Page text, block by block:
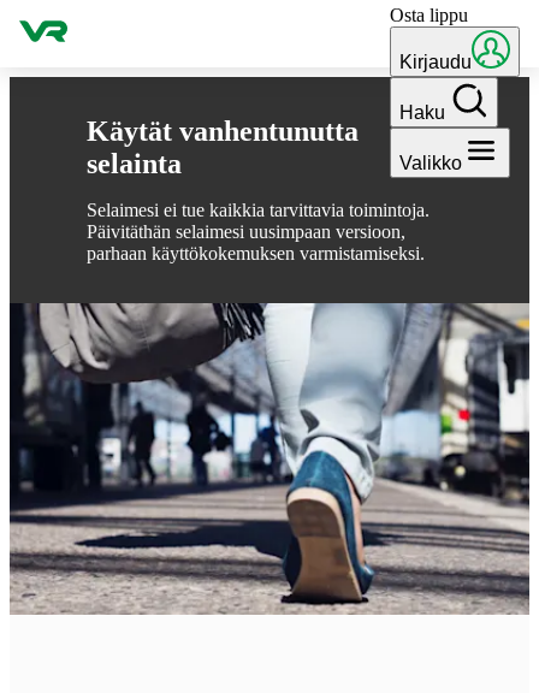
Käytät vanhentunutta
selainta
Selaimesi ei tue kaikkia tarvittavia toimintoja.
Päivitäthän selaimesi uusimpaan versioon,
parhaan käyttökokemuksen varmistamiseksi.
Hyppää sisältöön Osta lippu
Kirjaudu
Haku
Valikko